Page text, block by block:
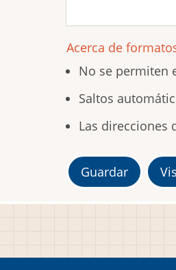
Acerca de
No se permiten
Saltos
Las direcciones